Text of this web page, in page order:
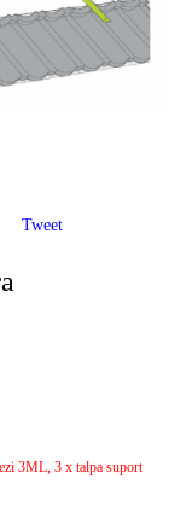
3ML, 3 x talpa suport
Tweet